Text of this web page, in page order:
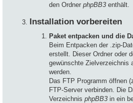
den Ordner phpBB3 enthält.
Installation vorbereiten
Paket entpacken und die
Beim Entpacken der .zip-
erstellt. Dieser Ordner oder
gewünschte Zielverzeichnis
werden.
Das FTP Programm öffnen
FTP-Server verbinden. Die
Verzeichnis phpBB3 in ein